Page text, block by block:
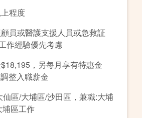
程度
醫護支援人員或急救証
作經驗優先考慮
，另每月享有特惠金
整入職薪金
/大埔區/沙田區，兼職:大埔
埔區工作